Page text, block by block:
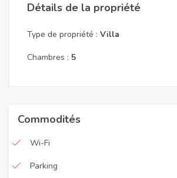
Détails de la propriété
Type de propriété : Villa
Chambres : 5
Commodités
Wi-Fi
Parking